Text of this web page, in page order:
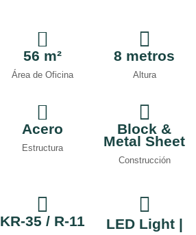
56 m²
Área de Oficina
8 metros
Altura
Acero
Estructura
Block &
Metal Sheet
Construcción
KR-35 / R-11
LED Light |